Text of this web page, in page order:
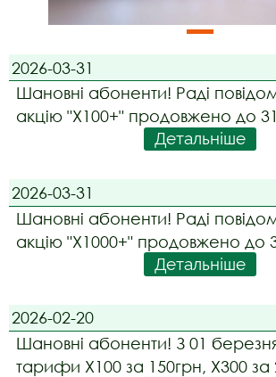
2026-03-31
Шановні абоненти! Раді
акцію "Х100+" продовжено до
Детальніше
2026-03-31
Шановні абоненти! Раді
акцію "Х1000+" продовжено до
Детальніше
2026-02-20
Шановні абоненти! З 01
тарифи Х100 за 150грн, Х300 за